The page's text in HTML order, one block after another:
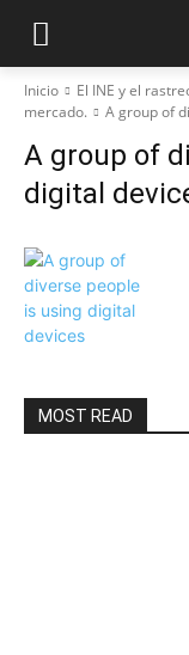
Inicio
El INE y el
mercado.
A group of
A group of
digital
MOST READ